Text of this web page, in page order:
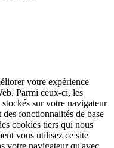
votre expérience
Parmi ceux-ci, les
stockés sur votre navigateur
fonctionnalités de base
cookies tiers qui nous
vous utilisez ce site